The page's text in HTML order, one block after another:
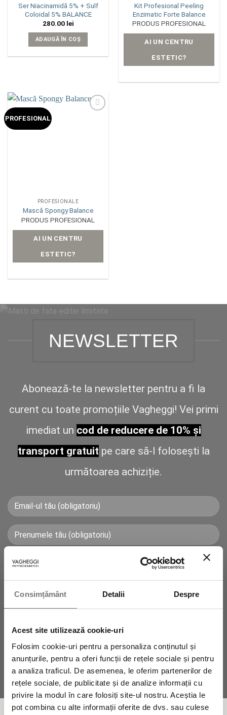
Consimțământ Detalii Despre
Acest site utilizează cookie-uri
Folosim cookie-uri pentru a personaliza conținutul și
anunțurile, pentru a oferi funcții de rețele sociale și pentru
a analiza traficul. De asemenea, le oferim partenerilor de
rețele sociale, de publicitate și de analize informații cu
privire la modul în care folosiți site-ul nostru. Aceștia le
pot combina cu alte informații oferite de dvs. sau culese
Ser Niacinamidă 5% + Sulf
Coloidal 5% BALANCE
280.00 lei
ADAUGĂ ÎN COȘ
Kit Profesional Peeling
Enzimatic Forte Balance
PRODUS PROFESIONAL
AI UN CENTRU
ESTETIC?
PROFESIONAL
PROFESIONALE
Mască Spongy Balance
PRODUS PROFESIONAL
AI UN CENTRU
ESTETIC?
NEWSLETTER
Abonează-te la newsletter pentru a fi la
curent cu toate promoțiile Vagheggi! Vei primi
imediat un cod de reducere de 10% și
transport gratuit pe care să-l folosești la
următoarea achiziție.